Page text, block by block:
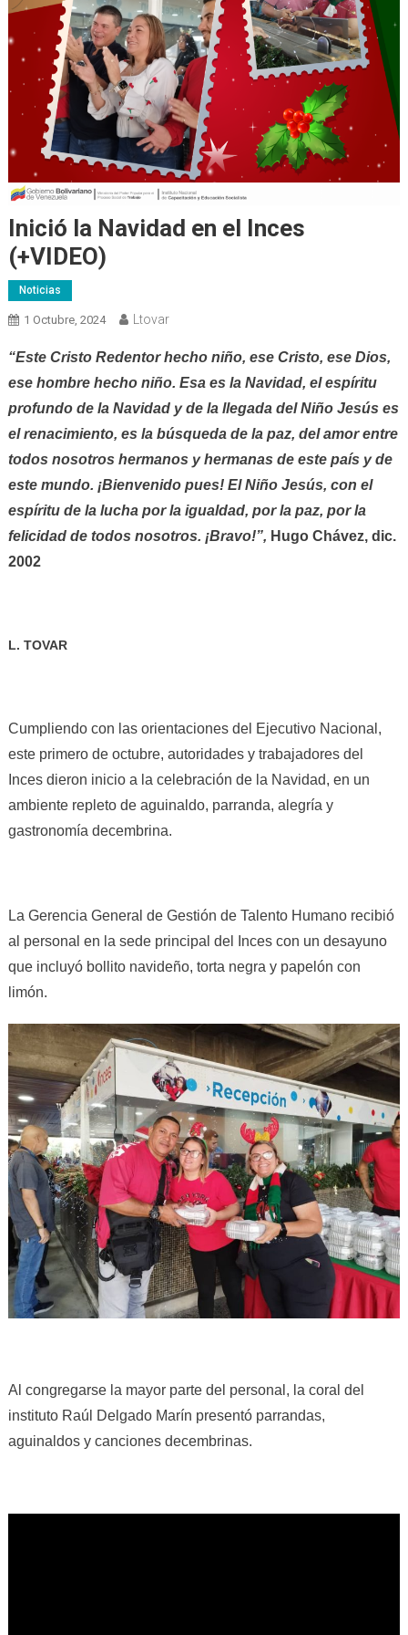
Inició la Navidad en el Inces
(+VIDEO)
Noticias
1 Octubre, 2024 Ltovar
“Este Cristo Redentor hecho niño, ese Cristo, ese Dios,
ese hombre hecho niño. Esa es la Navidad, el espíritu
profundo de la Navidad y de la llegada del Niño Jesús es
el renacimiento, es la búsqueda de la paz, del amor entre
todos nosotros hermanos y hermanas de este país y de
este mundo. ¡Bienvenido pues! El Niño Jesús, con el
espíritu de la lucha por la igualdad, por la paz, por la
felicidad de todos nosotros. ¡Bravo!”, Hugo Chávez, dic.
2002
L. TOVAR
Cumpliendo con las orientaciones del Ejecutivo Nacional,
este primero de octubre, autoridades y trabajadores del
Inces dieron inicio a la celebración de la Navidad, en un
ambiente repleto de aguinaldo, parranda, alegría y
gastronomía decembrina.
La Gerencia General de Gestión de Talento Humano recibió
al personal en la sede principal del Inces con un desayuno
que incluyó bollito navideño, torta negra y papelón con
limón.
Al congregarse la mayor parte del personal, la coral del
instituto Raúl Delgado Marín presentó parrandas,
aguinaldos y canciones decembrinas.